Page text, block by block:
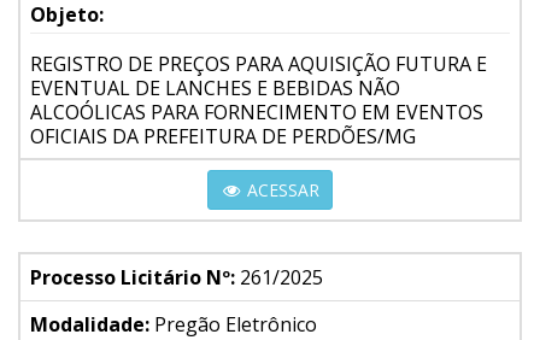
Objeto:
REGISTRO DE PREÇOS PARA AQUISIÇÃO FUTURA E
EVENTUAL DE LANCHES E BEBIDAS NÃO
ALCOÓLICAS PARA FORNECIMENTO EM EVENTOS
OFICIAIS DA PREFEITURA DE PERDÕES/MG
ACESSAR
Processo Licitário Nº: 261/2025
Modalidade: Pregão Eletrônico